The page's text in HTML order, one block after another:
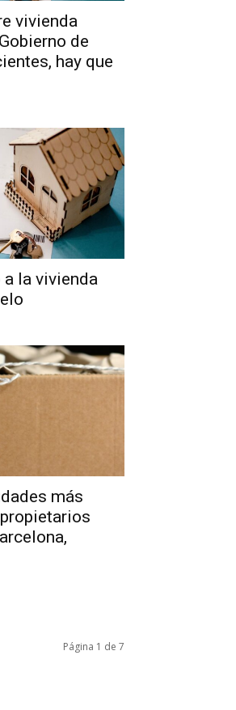
vivienda
de
hay que
la vivienda
más
Página 1 de 7